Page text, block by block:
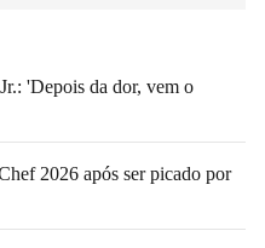
'Depois da dor, vem o
2026 após ser picado por